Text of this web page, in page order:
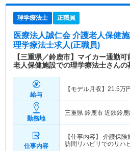
理学療法士 正職員
医療法人誠仁会 介護老人保健
理学療法士求人(正職員)
【三重県／鈴鹿市】マイカー通勤
老人保健施設での理学療法士さんの
給与
【モデル月収】 21.5万
勤務地
三重県 鈴鹿市 近鉄鈴鹿
仕事内容
【仕事内容】 介護保
訪問リハビリでのリハ